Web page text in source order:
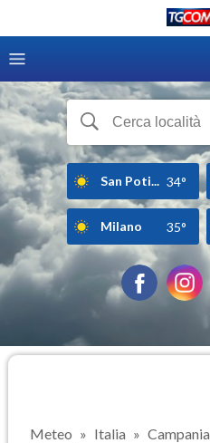
San Poti... 34°
Milano 35°
Meteo Italia Campania